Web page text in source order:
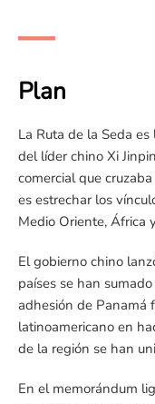
Plan
La Ruta de la Seda
del líder chino Xi
comercial que
es estrechar los
Medio Oriente, África
El gobierno chino
países se han
adhesión de Panamá
latinoamericano en
de la región se han
En el memorándum